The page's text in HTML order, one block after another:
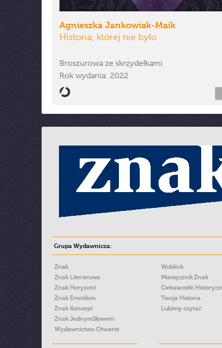
Agnieszka Jankowiak-Maik
Historia, której nie było
Broszurowa ze skrzydełkami
Rok wydania: 2022
Grupa Wydawnicza:
Znak
Znak Literanova
Znak Horyzont
Znak Emotikon
Znak Koncept
Znak JednymSłowem
Wydawnictwo Otwarte
Woblink
Miesięcznik Znak
Ciekawostki
Twoja Historia
Lubimy czytać